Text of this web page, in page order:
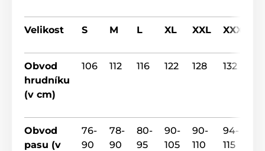
Velikost S M L XL XXL XXXL
Obvod
hrudníku
(v cm)
106 112 116 122 128 132
Obvod
pasu (v
76-
90
78-
90
80-
95
90-
105
90-
110
94-
115